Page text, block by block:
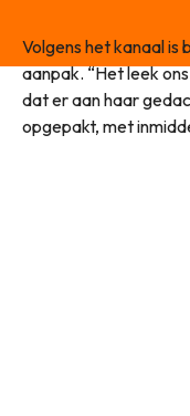
Volgens het kanaal is
aanpak. “Het leek
dat er aan haar
opgepakt, met